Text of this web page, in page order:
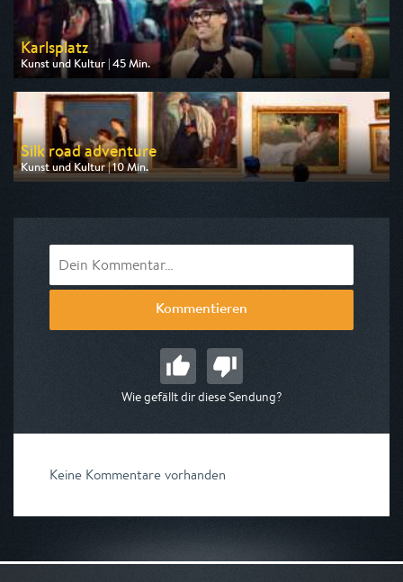
Karlsplatz
Kunst und Kultur | 45 Min.
Ausgestrahlt von 3sat
am 08.08.2026, 05:25
Silk road adventure
Kunst und Kultur | 10 Min.
Ausgestrahlt von Euronews
Kommentieren
Wie gefällt dir diese Sendung?
Keine Kommentare vorhanden